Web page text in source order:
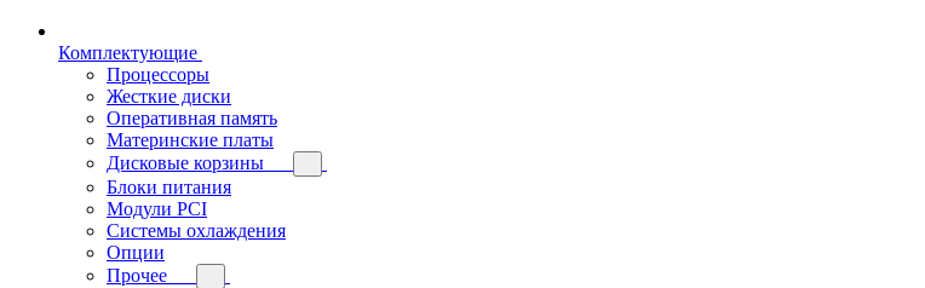
Комплектующие
Процессоры
Жесткие диски
Оперативная память
Материнские платы
Дисковые корзины
Блоки питания
Модули PCI
Системы охлаждения
Опции
Прочее